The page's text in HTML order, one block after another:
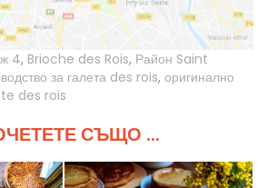
4, Brioche des Rois, Район Saint
за галета des rois, оригинално
des rois
СЪЩО ...